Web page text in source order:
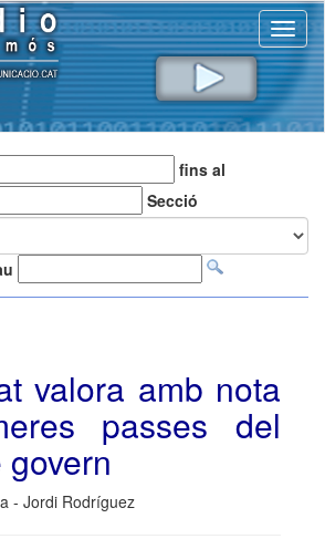
fins al
Secció
valora amb nota
passes del
- Jordi Rodríguez